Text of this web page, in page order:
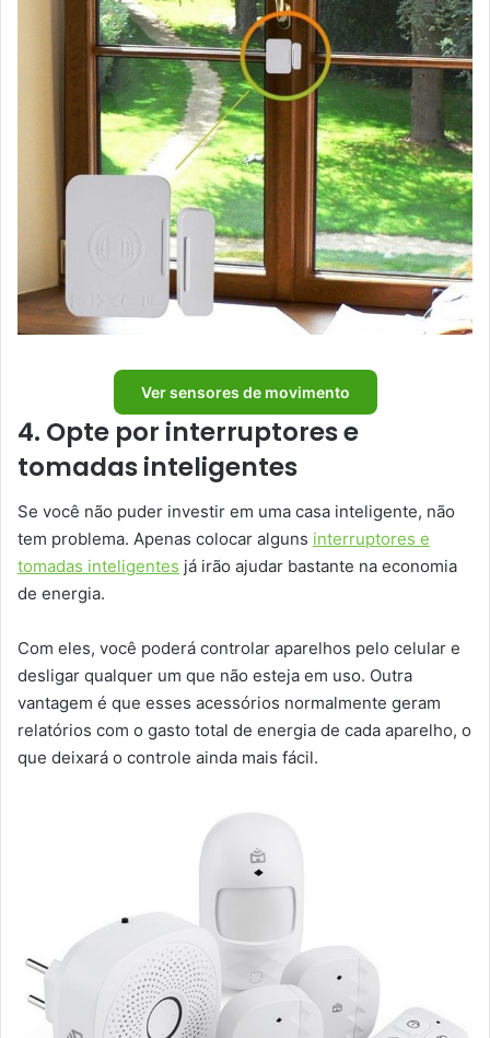
Ver sensores de movimento
4. Opte por interruptores e
tomadas inteligentes
Se você não puder investir em uma casa inteligente, não
tem problema. Apenas colocar alguns interruptores e
tomadas inteligentes já irão ajudar bastante na economia
de energia.
Com eles, você poderá controlar aparelhos pelo celular e
desligar qualquer um que não esteja em uso. Outra
vantagem é que esses acessórios normalmente geram
relatórios com o gasto total de energia de cada aparelho, o
que deixará o controle ainda mais fácil.